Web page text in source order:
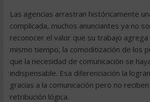
Las agencias arrastran históricamente
complicada, muchos anunciantes ya no
reconocer el valor que su trabajo agrega
mismo tiempo, la comoditización de los
que la necesidad de comunicación se
indispensable. Esa diferenciación la
gracias a la comunicación pero no
retribución lógica.